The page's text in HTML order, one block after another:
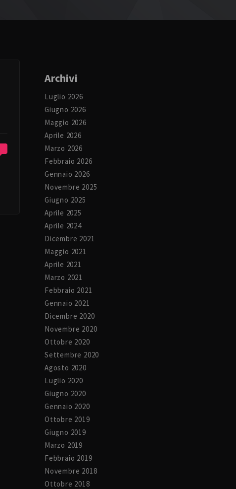
Archivi
Luglio 2026
Giugno 2026
Maggio 2026
Aprile 2026
Marzo 2026
Febbraio 2026
Gennaio 2026
Novembre 2025
Giugno 2025
Aprile 2025
Aprile 2024
Dicembre 2021
Maggio 2021
Aprile 2021
Marzo 2021
Febbraio 2021
Gennaio 2021
Dicembre 2020
Novembre 2020
Ottobre 2020
Settembre 2020
Agosto 2020
Luglio 2020
Giugno 2020
Gennaio 2020
Ottobre 2019
Giugno 2019
Marzo 2019
Febbraio 2019
Novembre 2018
Ottobre 2018